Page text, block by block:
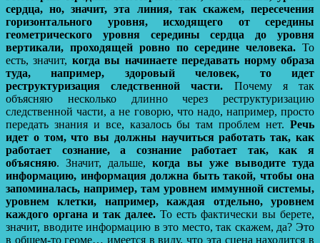
сердца, но, значит, эта линия, так скажем, пересечения
горизонтального уровня, исходящего от середины
геометрического уровня середины сердца до уровня
вертикали, проходящей ровно по середине человека. То
есть, значит, когда вы начинаете передавать норму образа
туда, например, здоровый человек, то идет
реструктуризация следственной части. Почему я так
объясняю несколько длинно через реструктуризацию
следственной части, а не говорю, что надо, например, просто
передать знания и все, казалось бы там проблем нет. Речь
идет о том, что вы должны научиться работать так, как
работает сознание, а сознание работает так, как я
объясняю. Значит, дальше,когда вы уже выводите туда
информацию, информация должна быть такой, чтобы она
запоминалась, например, там уровнем иммунной системы,
уровнем клетки, например, каждая отдельно, уровнем
каждого органа и так далее. То есть фактически вы берете,
значит, вводите информацию в это место, так скажем, да? Это
в общем-то геоме… имеется в виду, что эта сцена находится в